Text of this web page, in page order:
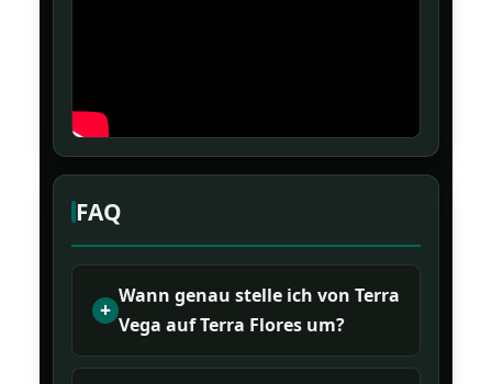
FAQ
Wann genau stelle ich von Terra
Vega auf Terra Flores um?